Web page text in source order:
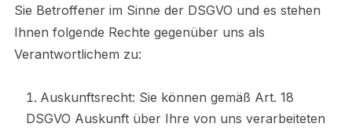
Sie Betroffener im Sinne der DSGVO und es stehen
Ihnen folgende Rechte gegenüber uns als
Verantwortlichem zu:
Auskunftsrecht: Sie können gemäß Art. 18
DSGVO Auskunft über Ihre von uns verarbeiteten